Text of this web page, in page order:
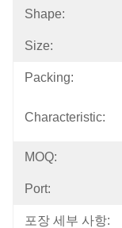
Shape:
Size:
Packing:
Characteristic:
MOQ:
Port:
포장 세부 사항: